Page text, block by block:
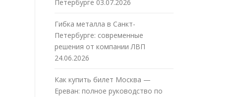
Петербурге 03.07.2026
Гибка металла в Санкт-
Петербурге: современные
решения от компании ЛВП
24.06.2026
Как купить билет Москва —
Ереван: полное руководство по